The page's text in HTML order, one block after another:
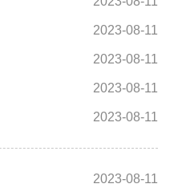
2023-08-11
2023-08-11
2023-08-11
2023-08-11
2023-08-11